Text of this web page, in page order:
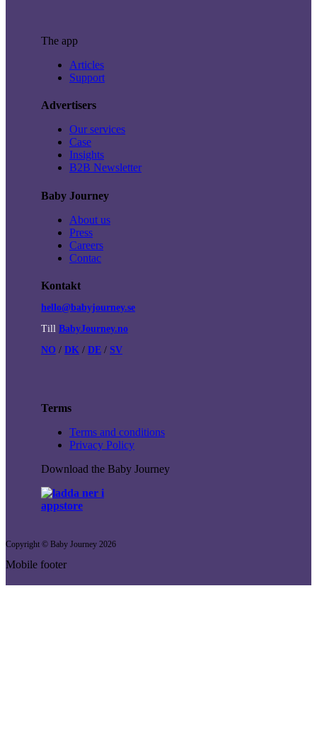
The app
Articles
Support
Advertisers
Our services
Case
Insights
B2B Newsletter
Baby Journey
About us
Press
Careers
Contac
Kontakt
hello@babyjourney.se
Till BabyJourney.no
NO / DK / DE / SV
Terms
Terms and conditions
Privacy Policy
Download the Baby Journey
Copyright © Baby Journey 2026
Mobile footer